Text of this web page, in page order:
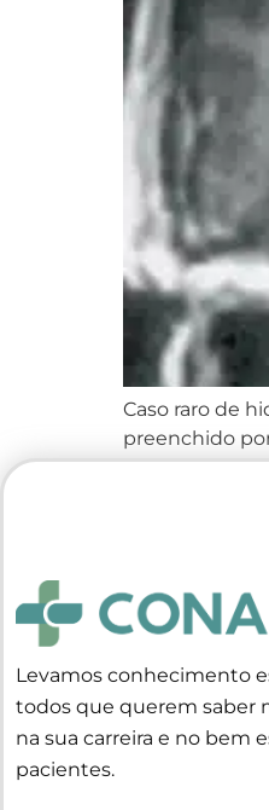
Caso raro de
preenchido
anos,
Levamos conhecimento
todos que querem saber
na sua carreira e no bem
pacientes.